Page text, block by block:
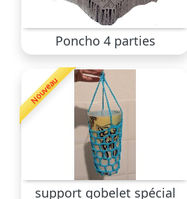
Poncho 4 parties
support gobelet spécial
Nouveau